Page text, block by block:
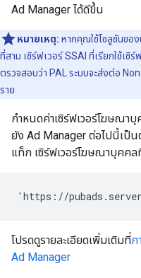
Ad Manager ได้ดีขึ้น
หมายเหตุ: หากคุณใช้โซลูชันขอ
ที่สาม เซิร์ฟเวอร์ SSAI ที่เรียกใช้เ
ตรวจสอบว่า PAL ระบบจะส่งต่อ
ราย
กำหนดค่าเซิร์ฟเวอร์โฆษณาบุ
ยัง Ad Manager ต่อไปนี้เป็
แท็ก เซิร์ฟเวอร์โฆษณาบุคคล
'https://
โปรดดูรายละเอียดเพิ่มเติมที่ก
Ad Manager